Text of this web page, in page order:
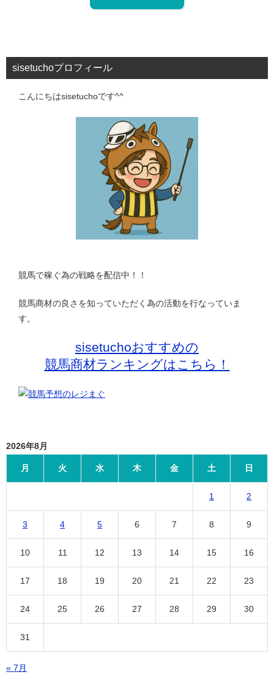
sisetuchoプロフィール
こんにちはsisetuchoです^^
競馬で稼ぐ為の戦略を配信中！！
競馬商材の良さを知っていただく為の活動を行なっていま
す。
sisetuchoおすすめの
競馬商材ランキングはこちら！
2026年8月
月 火 水 木 金 土 日
1 2
3 4 5 6 7 8 9
10 11 12 13 14 15 16
17 18 19 20 21 22 23
24 25 26 27 28 29 30
31
« 7月